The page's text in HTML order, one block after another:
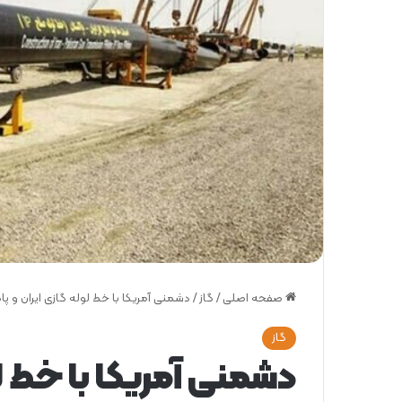
صفحه اصلی / گاز/ دشمنی آمریکا با خط لوله گازی ایران و
گاز
دشمنی آمریکا با خط